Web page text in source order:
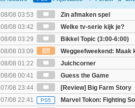
08/08 03:53
Zin afmaken spel
08/08 03:42
Welke tv-serie kijk je?
08/08 03:29
Bikkel Topic (3:00-6:00)
08/08 03:09
Weggeefweekend: Maak
The Super Mario Galaxy movie (2x)!
08/08 01:22
Juichcorner
08/08 00:41
Guess the Game
07/08 23:44
[Review] Big Farm Story
(uitgespeeld op SteamDeck)
07/08 22:41 PS5
Marvel Tokon: Fighting